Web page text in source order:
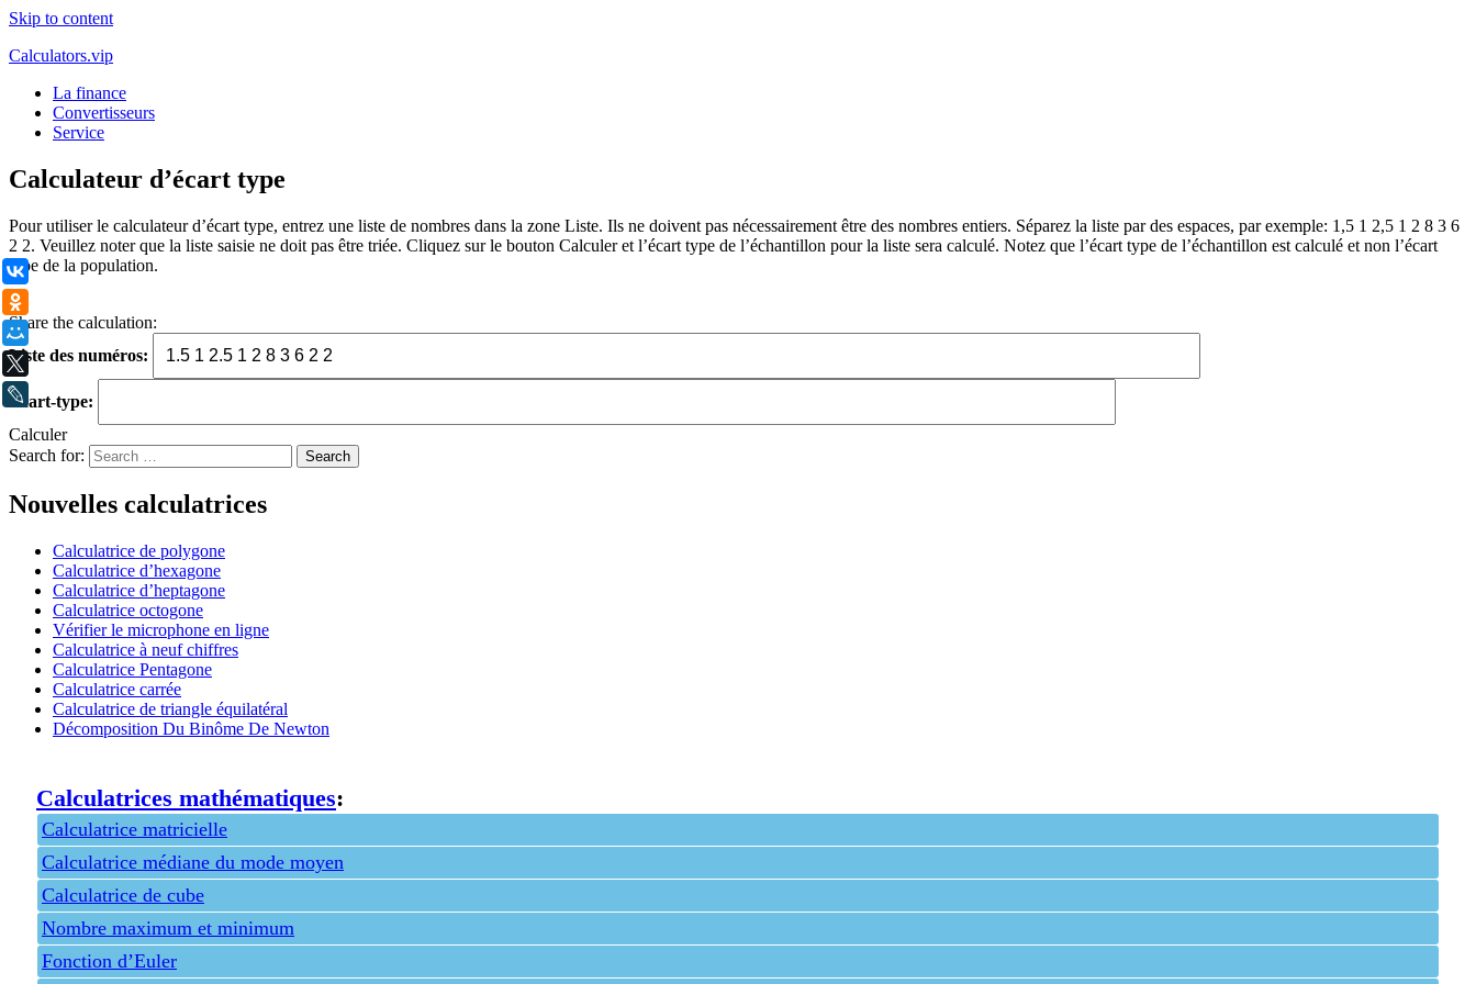
Skip to content
Calculators.vip
La finance
Convertisseurs
Service
Calculateur d’écart type
Pour utiliser le calculateur d’écart type, entrez une liste de nombres dans la zone Liste. Ils ne doivent pas nécessairement être des nombres entiers. Séparez la liste par des espaces, par exemple: 1,5 1 2,5 1 2 8 3 6
2 2. Veuillez noter que la liste saisie ne doit pas être triée. Cliquez sur le bouton Calculer et l’écart type de l’échantillon pour la liste sera calculé. Notez que l’écart type de l’échantillon est calculé et non l’écart
type de la population.
.
Share the calculation:
Liste des numéros:
Écart-type:
Calculer
Search for:
Nouvelles calculatrices
Calculatrice de polygone
Calculatrice d’hexagone
Calculatrice d’heptagone
Calculatrice octogone
Vérifier le microphone en ligne
Calculatrice à neuf chiffres
Calculatrice Pentagone
Calculatrice carrée
Calculatrice de triangle équilatéral
Décomposition Du Binôme De Newton
Calculatrices mathématiques:
Calculatrice matricielle
Calculatrice médiane du mode moyen
Calculatrice de cube
Nombre maximum et minimum
Fonction d’Euler
ВКонтакте
Мой Мир
X
LiveJournal